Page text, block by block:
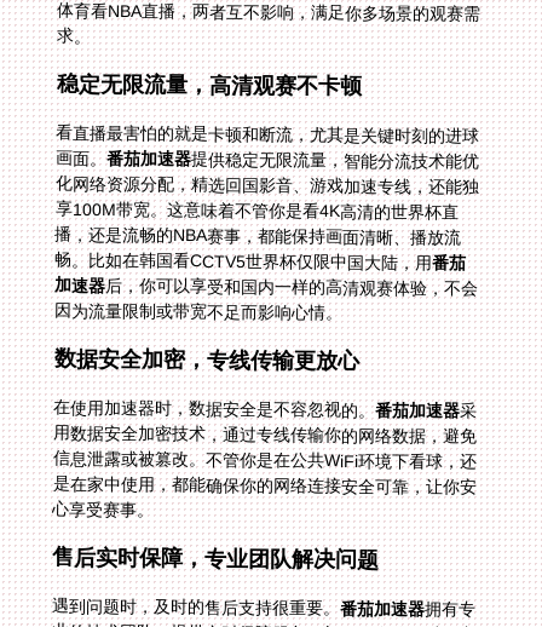
求。
稳定无限流量，高清观赛不卡顿
看直播最害怕的就是卡顿和断流，尤其是关键时刻的进球
画面。番茄加速器提供稳定无限流量，智能分流技术能优
化网络资源分配，精选回国影音、游戏加速专线，还能独
享100M带宽。这意味着不管你是看4K高清的世界杯直
播，还是流畅的NBA赛事，都能保持画面清晰、播放流
畅。比如在韩国看CCTV5世界杯仅限中国大陆，用番茄
加速器后，你可以享受和国内一样的高清观赛体验，不会
因为流量限制或带宽不足而影响心情。
数据安全加密，专线传输更放心
在使用加速器时，数据安全是不容忽视的。番茄加速器采
用数据安全加密技术，通过专线传输你的网络数据，避免
信息泄露或被篡改。不管你是在公共WiFi环境下看球，还
是在家中使用，都能确保你的网络连接安全可靠，让你安
心享受赛事。
售后实时保障，专业团队解决问题
遇到问题时，及时的售后支持很重要。番茄加速器拥有专
业的技术团队，提供实时保障服务。如果你在使用过程中
遇到连接失败、线路卡顿等问题，随时可以联系客服，他
们会快速响应并帮你解决。比如在泰国看CCTV5世界杯
直播海外无法观看，联系番茄客服后，他们会指导你调整